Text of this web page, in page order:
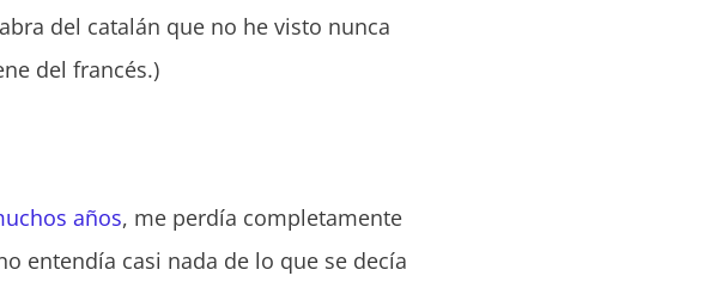
del catalán que no he visto nunca
del francés.)
años, me perdía completamente
entendía casi nada de lo que se decía